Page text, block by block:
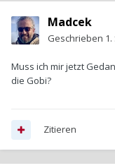
Madcek
Geschrieben
Muss ich mir jetzt
die Gobi?
Zitieren